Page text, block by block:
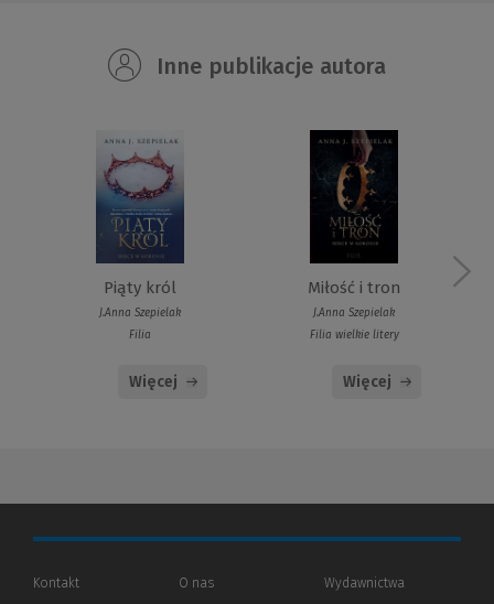
Inne publikacje autora
Piąty król
J.Anna Szepielak
Filia
Więcej
Miłość i tron
J.Anna Szepielak
Filia wielkie litery
Więcej
Kontakt
O nas
Wydawnictwa